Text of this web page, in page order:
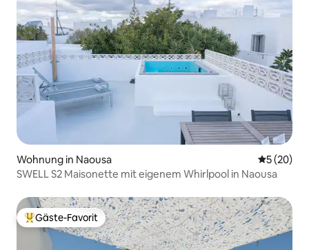
Wohnung in Naousa
5 (20)
SWELL S2 Maisonette mit eigenem Whirlpool in Naousa
Beliebter Gäste-Favorit.
Gäste-Favorit